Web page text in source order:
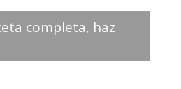
completa, haz